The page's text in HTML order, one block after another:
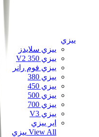
ييزي
ييزي سلايدز
ييزي 350 V2
ييزي فوم رانر
ييزي 380
ييزي 450
ييزي 500
ييزي 700
ييزي V3
اير ييزي
View All ييزي